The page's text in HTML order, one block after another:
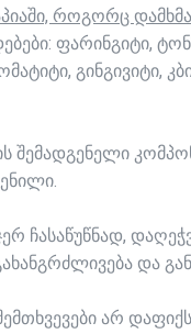
როგორც
ფარინგიტი,
გინგივიტი,
და
არ